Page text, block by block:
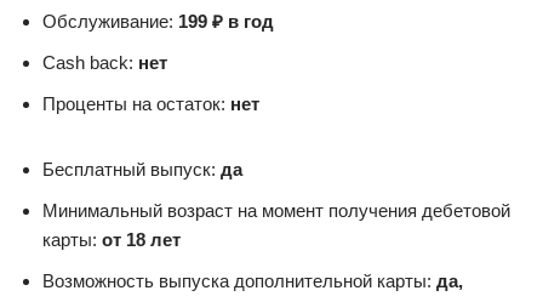
Обслуживание: 199 ₽ в год
Cash back: нет
Проценты на остаток: нет
Бесплатный выпуск: да
Минимальный возраст на момент получения дебетовой
карты: от 18 лет
Возможность выпуска дополнительной карты: да,